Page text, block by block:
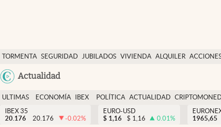
TORMENTA SEGURIDAD JUBILADOS VIVIENDA ALQUILER
USA
Actualidad
Economía y finanzas
Política
Actualidad
Criptomonedas
ULTIMAS
NOTICIAS
ECONOMÍA
FINANZAS
IBEX
EURO
POLÍTICA ACTUALIDAD
IBEX 35
20.176
20.176 -0.02%
EURO-USD
$ 1,16 $ 1,16 0.01%
1965,65